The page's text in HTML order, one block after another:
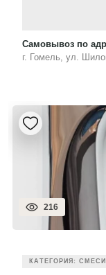
Самовывоз по
г. Гомель, ул.
216
КАТЕГОРИЯ: